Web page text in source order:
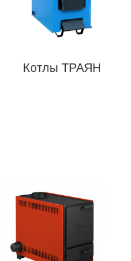
Котлы ТРАЯН